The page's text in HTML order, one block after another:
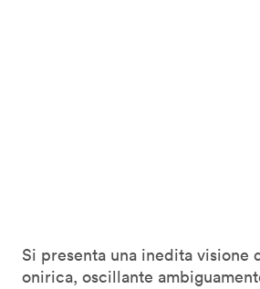
Si presenta una inedita visione
onirica, oscillante